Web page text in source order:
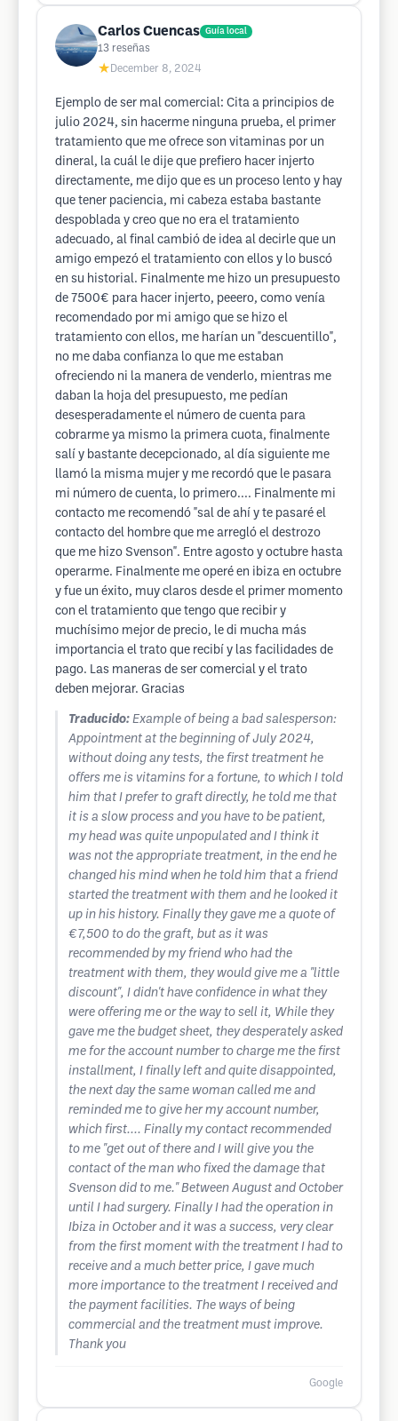
Carlos Cuencas Guía local
13 reseñas
★ December 8, 2024
Ejemplo de ser mal comercial: Cita a principios de
julio 2024, sin hacerme ninguna prueba, el primer
tratamiento que me ofrece son vitaminas por un
dineral, la cuál le dije que prefiero hacer injerto
directamente, me dijo que es un proceso lento y hay
que tener paciencia, mi cabeza estaba bastante
despoblada y creo que no era el tratamiento
adecuado, al final cambió de idea al decirle que un
amigo empezó el tratamiento con ellos y lo buscó
en su historial. Finalmente me hizo un presupuesto
de 7500€ para hacer injerto, peeero, como venía
recomendado por mi amigo que se hizo el
tratamiento con ellos, me harían un "descuentillo",
no me daba confianza lo que me estaban
ofreciendo ni la manera de venderlo, mientras me
daban la hoja del presupuesto, me pedían
desesperadamente el número de cuenta para
cobrarme ya mismo la primera cuota, finalmente
salí y bastante decepcionado, al día siguiente me
llamó la misma mujer y me recordó que le pasara
mi número de cuenta, lo primero.... Finalmente mi
contacto me recomendó "sal de ahí y te pasaré el
contacto del hombre que me arregló el destrozo
que me hizo Svenson". Entre agosto y octubre hasta
operarme. Finalmente me operé en ibiza en octubre
y fue un éxito, muy claros desde el primer momento
con el tratamiento que tengo que recibir y
muchísimo mejor de precio, le di mucha más
importancia el trato que recibí y las facilidades de
pago. Las maneras de ser comercial y el trato
deben mejorar. Gracias
Traducido: Example of being a bad salesperson:
Appointment at the beginning of July 2024,
without doing any tests, the first treatment he
offers me is vitamins for a fortune, to which I told
him that I prefer to graft directly, he told me that
it is a slow process and you have to be patient,
my head was quite unpopulated and I think it
was not the appropriate treatment, in the end he
changed his mind when he told him that a friend
started the treatment with them and he looked it
up in his history. Finally they gave me a quote of
€7,500 to do the graft, but as it was
recommended by my friend who had the
treatment with them, they would give me a "little
discount", I didn't have confidence in what they
were offering me or the way to sell it, While they
gave me the budget sheet, they desperately asked
me for the account number to charge me the first
installment, I finally left and quite disappointed,
the next day the same woman called me and
reminded me to give her my account number,
which first.... Finally my contact recommended
to me "get out of there and I will give you the
contact of the man who fixed the damage that
Svenson did to me." Between August and October
until I had surgery. Finally I had the operation in
Ibiza in October and it was a success, very clear
from the first moment with the treatment I had to
receive and a much better price, I gave much
more importance to the treatment I received and
the payment facilities. The ways of being
commercial and the treatment must improve.
Thank you
Google